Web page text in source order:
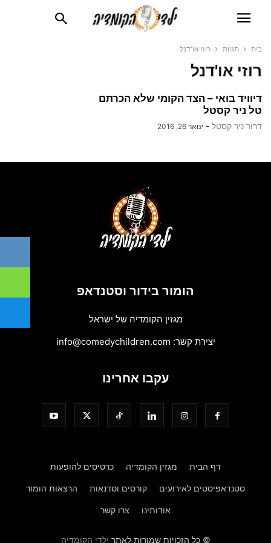
בית תגיות רוזי או'דנל
רוזי או'דנל
דיוויד בואי – הצד הקומי שלא הכרתם
טל ניר קסטל
דרור ניר קסטל - ינואר 26, 2016
הומור בידור וסטנדאפ
מגזין הקומדיה של ישראל
יצירת קשר: info@comedychildren.com
עקבו אחרינו
דף הבית מגזין הקומדיה כרטיסים להופעות
סטנדאפיסטים לאירועים קורסים וסדנאות הרצאות הומור
אודותינו צרו קשר
© כל הזכויות שמורות לאתר ילדי הקומדיה